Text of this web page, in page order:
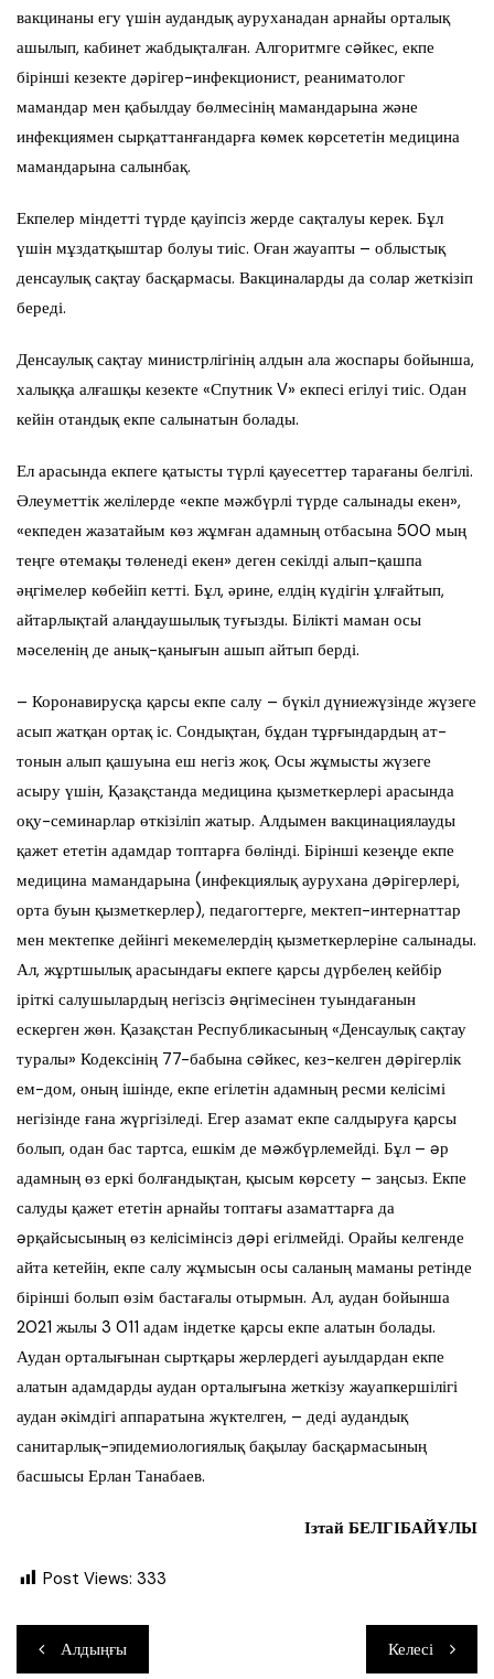
вакцинаны егу үшін аудандық ауруханадан арнайы орталық
ашылып, кабинет жабдықталған. Алгоритмге сəйкес, екпе
бірінші кезекте дәрігер-инфекционист, реаниматолог
мамандар мен қабылдау бөлмесінің мамандарына және
инфекциямен сырқаттанғандарға көмек көрсететін медицина
мамандарына салынбақ.
Екпелер міндетті түрде қауіпсіз жерде сақталуы керек. Бұл
үшін мұздатқыштар болуы тиіс. Оған жауапты – облыстық
денсаулық сақтау басқармасы. Вакциналарды да солар жеткізіп
береді.
Денсаулық сақтау министрлігінің алдын ала жоспары бойынша,
халыққа алғашқы кезекте «Спутник V» екпесі егілуі тиіс. Одан
кейін отандық екпе салынатын болады.
Ел арасында екпеге қатысты түрлі қауесеттер тарағаны белгілі.
Әлеуметтік желілерде «екпе мәжбүрлі түрде салынады екен»,
«екпеден жазатайым көз жұмған адамның отбасына 500 мың
теңге өтемақы төленеді екен» деген секілді алып-қашпа
әңгімелер көбейіп кетті. Бұл, әрине, елдің күдігін ұлғайтып,
айтарлықтай алаңдаушылық туғызды. Білікті маман осы
мәселенің де анық-қанығын ашып айтып берді.
– Коронавирусқа қарсы екпе салу – бүкіл дүниежүзінде жүзеге
асып жатқан ортақ іс. Сондықтан, бұдан тұрғындардың ат-
тонын алып қашуына еш негіз жоқ. Осы жұмысты жүзеге
асыру үшін, Қазақстанда медицина қызметкерлері арасында
оқу-семинарлар өткізіліп жатыр. Алдымен вакцинациялауды
қажет ететін адамдар топтарға бөлінді. Бірінші кезеңде екпе
медицина мамандарына (инфекциялық аурухана дəрігерлері,
орта буын қызметкерлер), педагогтерге, мектеп-интернаттар
мен мектепке дейінгі мекемелердің қызметкерлеріне салынады.
Ал, жұртшылық арасындағы екпеге қарсы дүрбелең кейбір
іріткі салушылардың негізсіз əңгімесінен туындағанын
ескерген жөн. Қазақстан Республикасының «Денсаулық сақтау
туралы» Кодексінің 77-бабына сəйкес, кез-келген дəрігерлік
ем-дом, оның ішінде, екпе егілетін адамның ресми келісімі
негізінде ғана жүргізіледі. Егер азамат екпе салдыруға қарсы
болып, одан бас тартса, ешкім де мəжбүрлемейді. Бұл – əр
адамның өз еркі болғандықтан, қысым көрсету – заңсыз. Екпе
салуды қажет ететін арнайы топтағы азаматтарға да
əрқайсысының өз келісімінсіз дəрі егілмейді. Орайы келгенде
айта кетейін, екпе салу жұмысын осы саланың маманы ретінде
бірінші болып өзім бастағалы отырмын. Ал, аудан бойынша
2021 жылы 3 011 адам індетке қарсы екпе алатын болады.
Аудан орталығынан сыртқары жерлердегі ауылдардан екпе
алатын адамдарды аудан орталығына жеткізу жауапкершілігі
аудан әкімдігі аппаратына жүктелген, – деді аудандық
санитарлық-эпидемиологиялық бақылау басқармасының
басшысы Ерлан Танабаев.
Ізтай БЕЛГІБАЙҰЛЫ
Post Views: 333
Навигация
Алдыңғы Келесі